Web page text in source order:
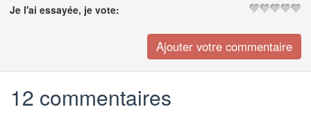
Je l'ai essayée, je vote:
12 commentaires